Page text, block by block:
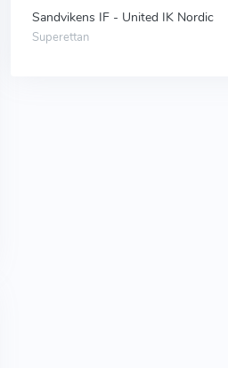
Sandvikens IF - United IK Nordic
Superettan